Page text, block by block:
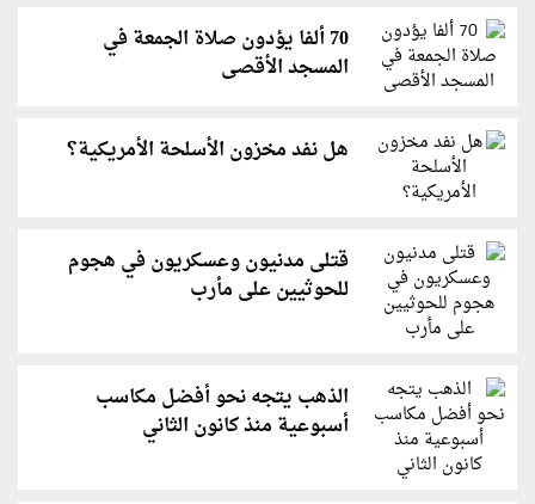
70 ألفا يؤدون صلاة الجمعة في
المسجد الأقصى
هل نفد مخزون الأسلحة الأمريكية؟
قتلى مدنيون وعسكريون في هجوم
للحوثيين على مأرب
الذهب يتجه نحو أفضل مكاسب
أسبوعية منذ كانون الثاني